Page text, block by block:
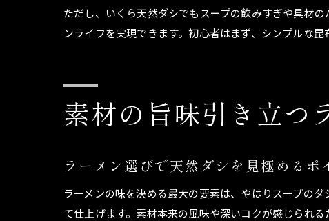
ただし、いくら天然ダシでもスープの飲みすぎや具材
ンライフを実現できます。初心者はまず、シンプルな
素材の旨味引き立つ
ラーメン選びで天然ダシを見極めるポ
ラーメンの味を決める最大の要素は、やはりスープの
て仕上げます。素材本来の風味や深いコクが感じられ